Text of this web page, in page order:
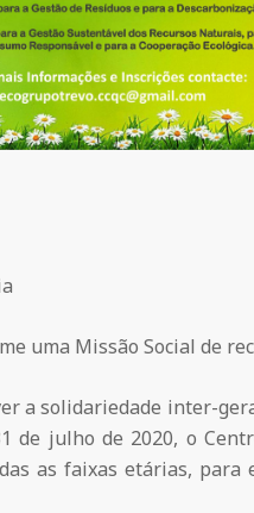
uma Missão Social de
a solidariedade inter-
de julho de 2020, o
as faixas etárias, para